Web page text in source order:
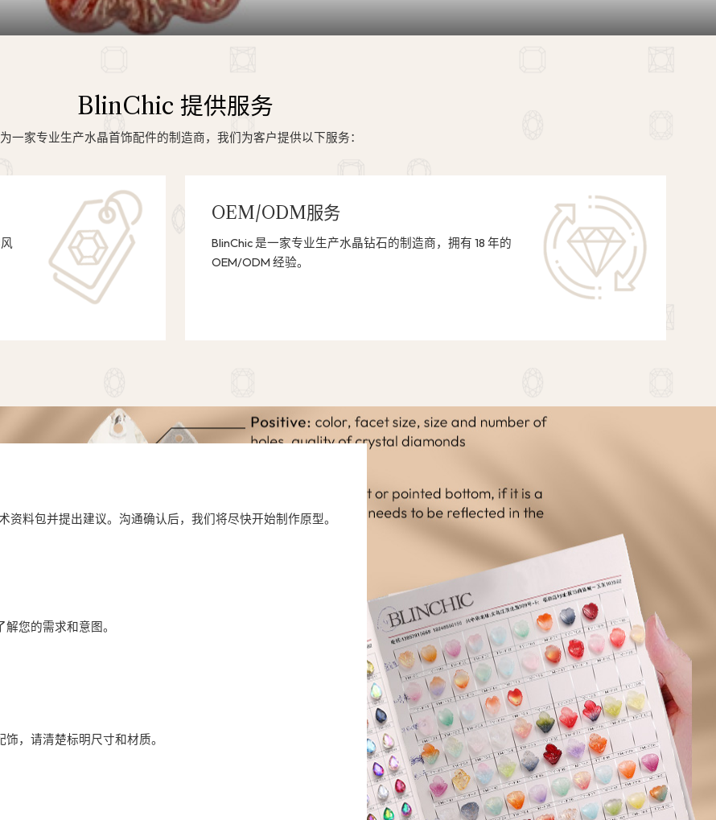
BlinChic 提供服务
一家专业生产水晶首饰配件的制造商，我们为客户提供以下服务：
OEM/ODM服务
BlinChic 是一家专业生产水晶钻石的制造商，拥有 18 年的
OEM/ODM 经验。
料包并提出建议。沟通确认后，我们将尽快开始制作原型。
您的需求和意图。
，请清楚标明尺寸和材质。